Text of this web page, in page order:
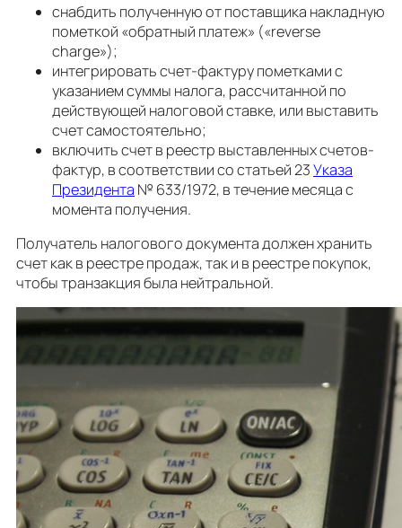
снабдить полученную от поставщика накладную
пометкой «обратный платеж» («reverse
charge»);
интегрировать счет-фактуру пометками с
указанием суммы налога, рассчитанной по
действующей налоговой ставке, или выставить
счет самостоятельно;
включить счет в реестр выставленных счетов-
фактур, в соответствии со статьей 23Указа
Президента № 633/1972, в течение месяца с
момента получения.
Получатель налогового документа должен хранить
счет как в реестре продаж, так и в реестре покупок,
чтобы транзакция была нейтральной.